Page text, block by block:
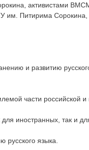
активистами
Питирима
и развитию
части российской и
иностранных, так и
русского языка.